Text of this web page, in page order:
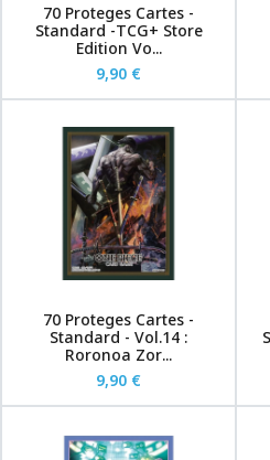
70 Proteges Cartes -
Standard -TCG+ Store
Edition Vo...
9,90 €
70 Proteges Cartes -
Standard - Vol.14 :
Roronoa Zor...
9,90 €